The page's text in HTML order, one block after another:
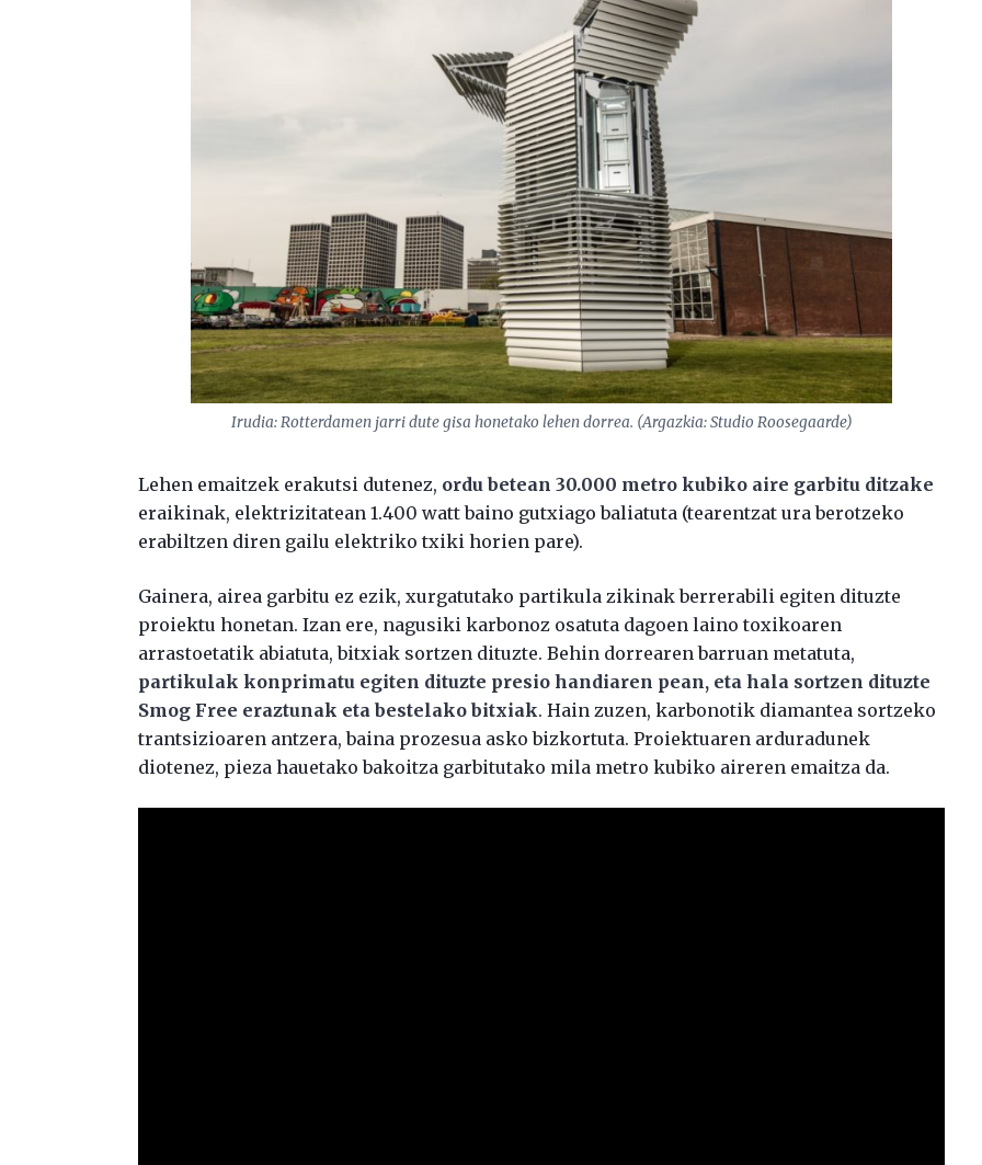
Irudia: Rotterdamen jarri dute gisa honetako lehen dorrea. (Argazkia: Studio Roosegaarde)
Lehen emaitzek erakutsi dutenez, ordu betean 30.000 metro kubiko aire garbitu ditzake
eraikinak, elektrizitatean 1.400 watt baino gutxiago baliatuta (tearentzat ura berotzeko
erabiltzen diren gailu elektriko txiki horien pare).
Gainera, airea garbitu ez ezik, xurgatutako partikula zikinak berrerabili egiten dituzte
proiektu honetan. Izan ere, nagusiki karbonoz osatuta dagoen laino toxikoaren
arrastoetatik abiatuta, bitxiak sortzen dituzte. Behin dorrearen barruan metatuta,
partikulak konprimatu egiten dituzte presio handiaren pean, eta hala sortzen dituzte
Smog Free eraztunak eta bestelako bitxiak. Hain zuzen, karbonotik diamantea sortzeko
trantsizioaren antzera, baina prozesua asko bizkortuta. Proiektuaren arduradunek
diotenez, pieza hauetako bakoitza garbitutako mila metro kubiko aireren emaitza da.